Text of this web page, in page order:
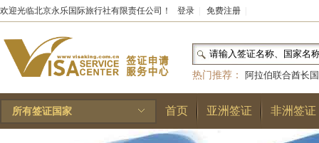
欢迎光临北京永乐国际旅行社有限责任公司！ 登录 免费注册
热门推荐：
阿拉伯联合酋长国
和国|布基纳法索|巴勒斯坦
林王国|安道尔公国|
所有签证国家 首页 亚洲签证 非洲签证